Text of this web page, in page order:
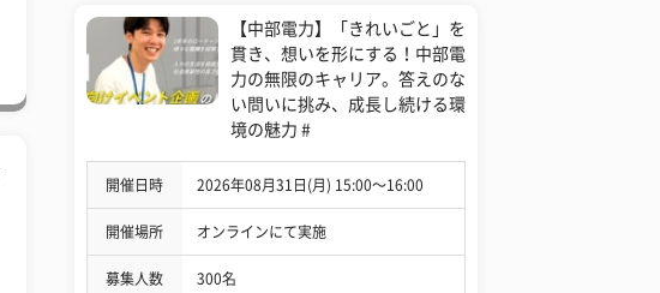
【中部電力】「きれいごと」を
貫き、想いを形にする！中部電
力の無限のキャリア。答えのな
い問いに挑み、成長し続ける環
境の魅力 #
開催日時 2026年08月31日(月) 15:00〜16:00
開催場所 オンラインにて実施
募集人数 300名